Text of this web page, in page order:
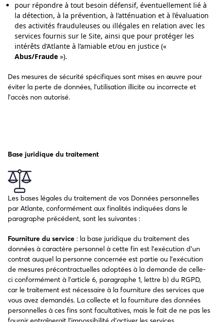
pour répondre à tout besoin défensif, éventuellement lié à
la détection, à la prévention, à l’atténuation et à l’évaluation
des activités frauduleuses ou illégales en relation avec les
services fournis sur le Site, ainsi que pour protéger les
intérêts d’Atlante à l’amiable et/ou en justice («
Abus/Fraude »).
Des mesures de sécurité spécifiques sont mises en œuvre pour
éviter la perte de données, l’utilisation illicite ou incorrecte et
l’accès non autorisé.
Base juridique du traitement
Les bases légales du traitement de vos Données personnelles
par Atlante, conformément aux finalités indiquées dans le
paragraphe précédent, sont les suivantes :
Fourniture du service : la base juridique du traitement des
données à caractère personnel à cette fin est l’exécution d’un
contrat auquel la personne concernée est partie ou l’exécution
de mesures précontractuelles adoptées à la demande de celle-
ci conformément à l’article 6, paragraphe 1, lettre b) du RGPD,
car le traitement est nécessaire à la fourniture des services que
vous avez demandés. La collecte et la fourniture des données
personnelles à ces fins sont facultatives, mais le fait de ne pas les